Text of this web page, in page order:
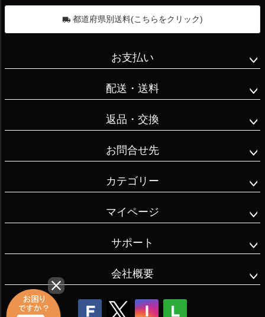
都道府県別送料(こちらをクリック)
お支払い
配送・送料
返品・交換
お問合せ先
カテゴリー
マイページ
サポート
会社概要